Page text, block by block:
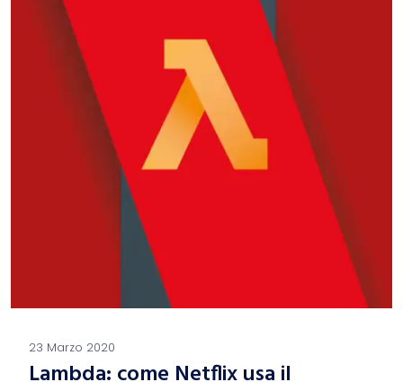
23 Marzo 2020
Lambda: come Netflix usa il